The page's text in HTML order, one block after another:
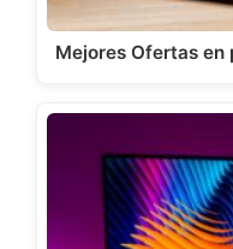
Mejores Ofertas